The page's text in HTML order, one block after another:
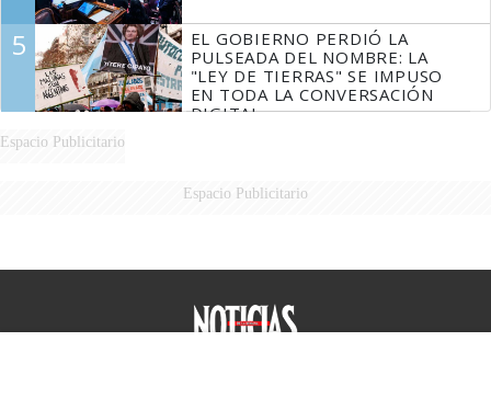
5
EL GOBIERNO PERDIÓ LA
PULSEADA DEL NOMBRE: LA
"LEY DE TIERRAS" SE IMPUSO
EN TODA LA CONVERSACIÓN
DIGITAL
Espacio Publicitario
Espacio Publicitario